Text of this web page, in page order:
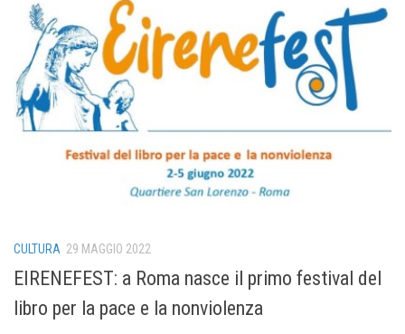
CULTURA 29 MAGGIO 2022
EIRENEFEST: a Roma nasce il primo festival del
libro per la pace e la nonviolenza